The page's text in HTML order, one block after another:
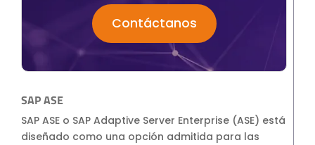
Contáctanos
SAP ASE
SAP ASE o SAP Adaptive Server Enterprise (ASE) está
diseñado como una opción admitida para las